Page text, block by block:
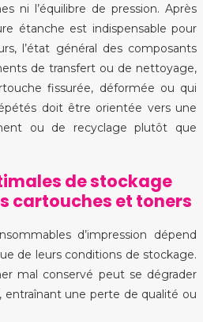
ni l’équilibre de pression. Après
étanche est indispensable pour
l’état général des composants
de transfert ou de nettoyage,
fissurée, déformée ou qui
doit être orientée vers une
ou de recyclage plutôt que
de stockage
cartouches et toners
d’impression dépend
de leurs conditions de stockage.
mal conservé peut se dégrader
entraînant une perte de qualité ou